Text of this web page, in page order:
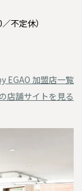
不定休）
EGAO 加盟店一覧
店舗サイトを見る